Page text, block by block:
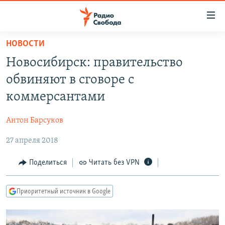
упрощенного
доступа
Вернуться
основному
Вернутся
навигации
Вернутся
поиску
ПРОГРАММЫ
ПОДКАСТЫ
МНЕНИЯ
КУЛЬТУРА
IDEL.РЕАЛИИ
СЕВЕР.РЕАЛИИ
СИБИРЬ.РЕАЛИИ
НОВОСТИ
Новосибирск: правительство
обвиняют в сговоре с
коммерсантами
Антон Барсуков
27 апреля 2018
Поделиться Читать без VPN
Приоритетный источник в Google